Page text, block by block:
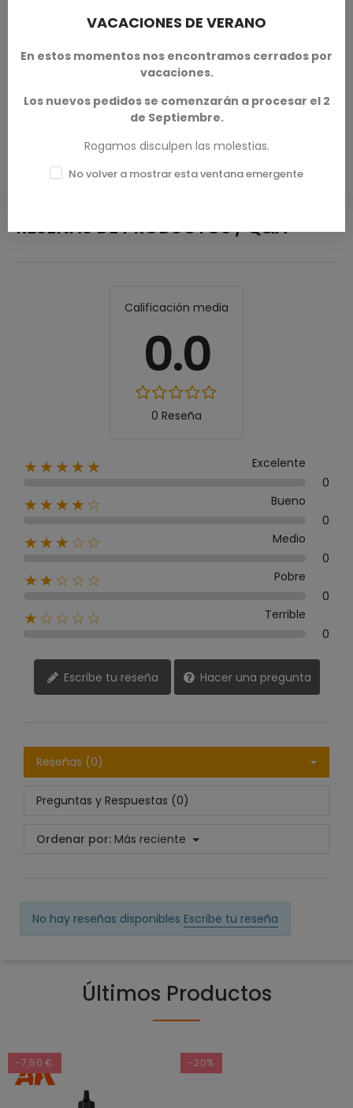
Monolith Arts, representa la combinación perfecta
es un vendedor autorizado con licencia
RESEÑAS DE PRODUCTOS / Q&A
Calificación media
0.0
0 Reseña
★★★★★
Excelente
0
★★★★☆
Bueno
0
★★★☆☆
Medio
0
★★☆☆☆
Pobre
0
★☆☆☆☆
Terrible
0
Escribe tu reseña Hacer una pregunta
Reseñas (0)
Preguntas y Respuestas (0)
Ordenar por: Más reciente
No hay reseñas disponibles Escribe tu reseña
Últimos Productos
-7,50 € -20%
VACACIONES DE VERANO
En estos momentos nos encontramos cerrados por
vacaciones.
Los nuevos pedidos se comenzarán a procesar el 2
de Septiembre.
Rogamos disculpen las molestias.
No volver a mostrar esta ventana emergente